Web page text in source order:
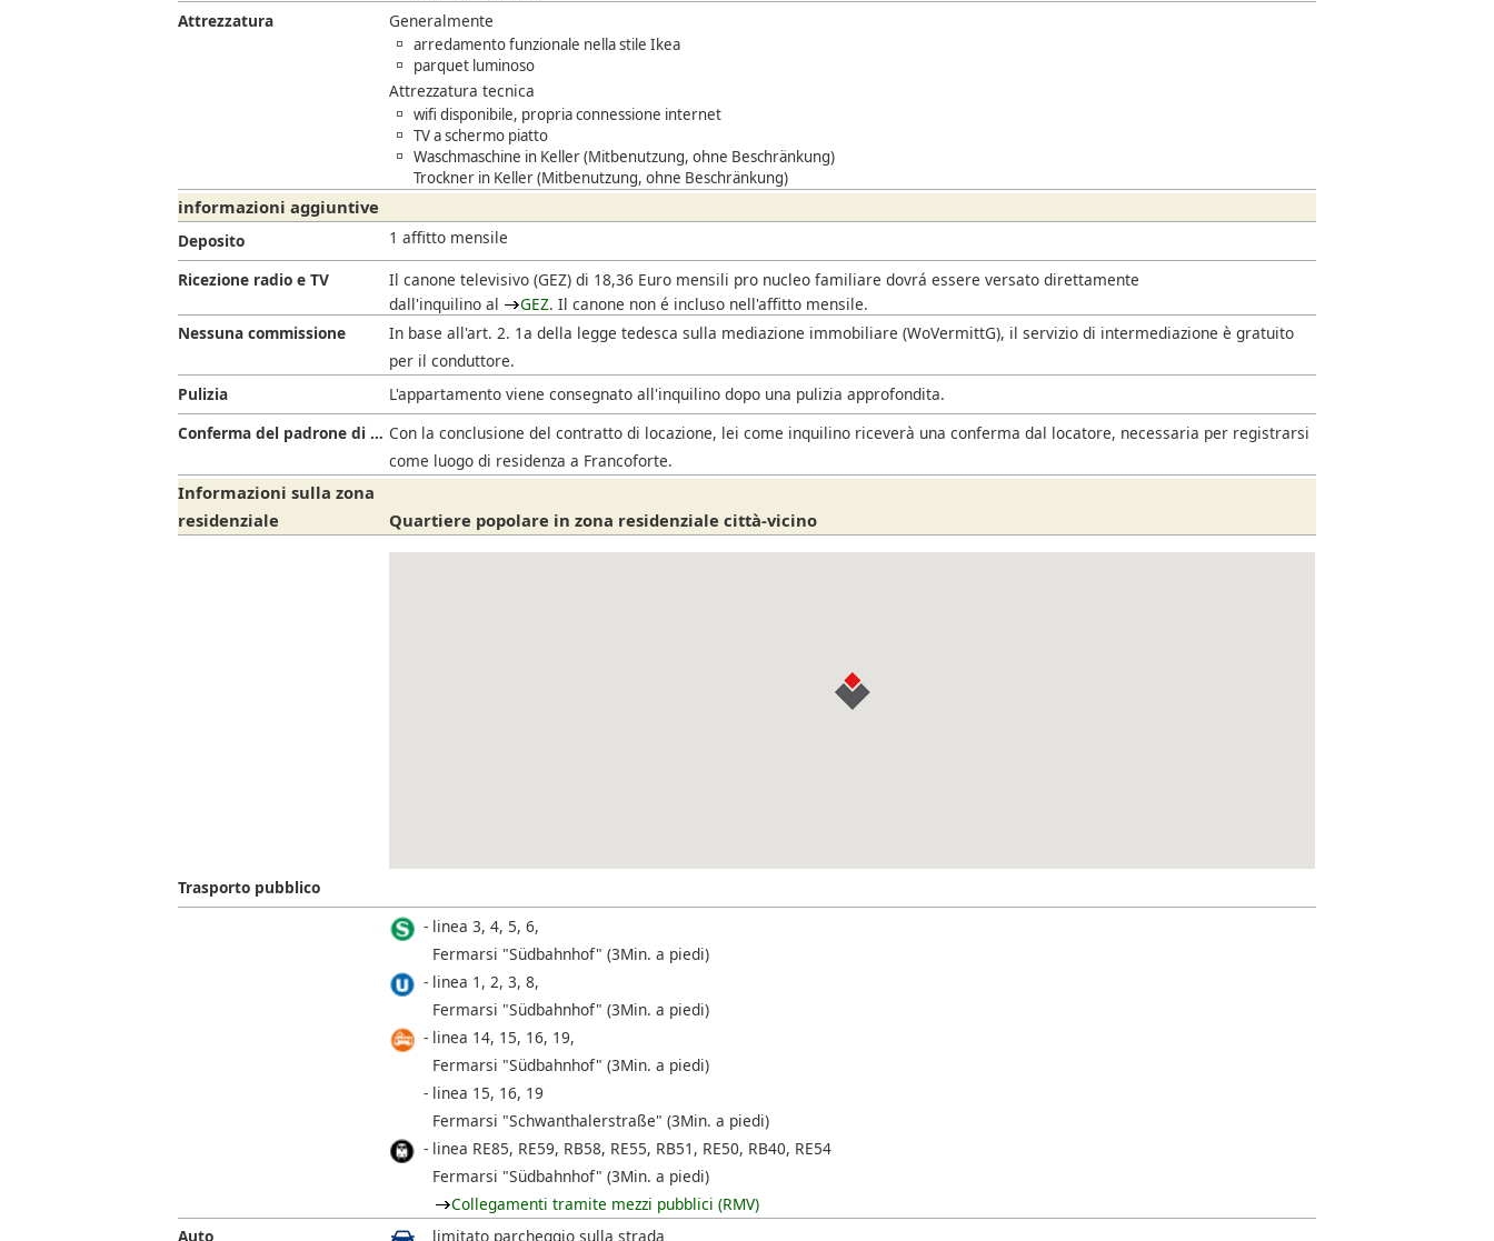
Attrezzatura Generalmente
arredamento funzionale nella stile Ikea
parquet luminoso
Attrezzatura tecnica
wifi disponibile, propria connessione internet
TV a schermo piatto
Waschmaschine in Keller (Mitbenutzung, ohne Beschränkung)
Trockner in Keller (Mitbenutzung, ohne Beschränkung)
informazioni aggiuntive
Deposito
1 affitto mensile
Ricezione radio e TV
Il canone televisivo (GEZ) di 18,36 Euro mensili pro nucleo familiare dovrá essere versato direttamente
dall'inquilino al
GEZ. Il canone non é incluso nell'affitto mensile.
Nessuna commissione
In base all'art. 2. 1a della legge tedesca sulla mediazione immobiliare (WoVermittG), il servizio di intermediazione è gratuito
per il conduttore.
Pulizia
L'appartamento viene consegnato all'inquilino dopo una pulizia approfondita.
Conferma del padrone di casa Con la conclusione del contratto di locazione, lei come inquilino riceverà una conferma dal locatore, necessaria per registrarsi
come luogo di residenza a Francoforte.
Informazioni sulla zona
residenziale
Quartiere popolare in zona residenziale città-vicino
Trasporto pubblico
linea 3, 4, 5, 6,
Fermarsi "Südbahnhof" (3Min. a piedi)
linea 1, 2, 3, 8,
Fermarsi "Südbahnhof" (3Min. a piedi)
linea 14, 15, 16, 19,
Fermarsi "Südbahnhof" (3Min. a piedi)
linea 15, 16, 19
Fermarsi "Schwanthalerstraße" (3Min. a piedi)
linea RE85, RE59, RB58, RE55, RB51, RE50, RB40, RE54
Fermarsi "Südbahnhof" (3Min. a piedi)
Collegamenti tramite mezzi pubblici (RMV)
Auto
limitato parcheggio sulla strada